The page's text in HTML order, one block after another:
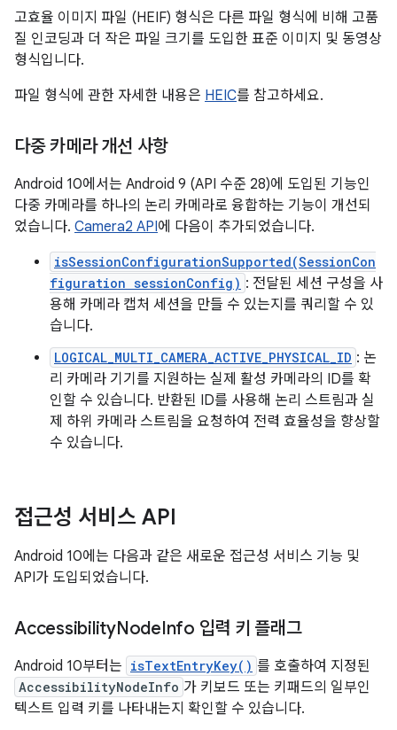
고효율 이미지 파일 (HEIF) 형식은 다른 파일 형식에 비해 고품
질 인코딩과 더 작은 파일 크기를 도입한 표준 이미지 및 동영상
형식입니다.
파일 형식에 관한 자세한 내용은 HEIC를 참고하세요.
다중 카메라 개선 사항
Android 10에서는 Android 9 (API 수준 28)에 도입된 기능인
다중 카메라를 하나의 논리 카메라로 융합하는 기능이 개선되
었습니다. Camera2 API에 다음이 추가되었습니다.
isSessionConfigurationSupported(SessionCon
figuration sessionConfig) : 전달된 세션 구성을 사
용해 카메라 캡처 세션을 만들 수 있는지를 쿼리할 수 있
습니다.
LOGICAL_MULTI_CAMERA_ACTIVE_PHYSICAL_ID : 논
리 카메라 기기를 지원하는 실제 활성 카메라의 ID를 확
인할 수 있습니다. 반환된 ID를 사용해 논리 스트림과 실
제 하위 카메라 스트림을 요청하여 전력 효율성을 향상할
수 있습니다.
접근성 서비스 API
Android 10에는 다음과 같은 새로운 접근성 서비스 기능 및
API가 도입되었습니다.
AccessibilityNodeInfo 입력 키 플래그
Android 10부터는 isTextEntryKey() 를 호출하여 지정된
AccessibilityNodeInfo 가 키보드 또는 키패드의 일부인
텍스트 입력 키를 나타내는지 확인할 수 있습니다.